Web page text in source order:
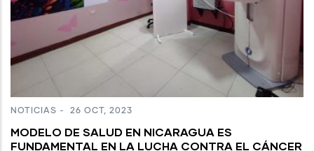
NOTICIAS - 26 OCT, 2023
MODELO DE SALUD EN NICARAGUA ES
FUNDAMENTAL EN LA LUCHA CONTRA EL CÁNCER